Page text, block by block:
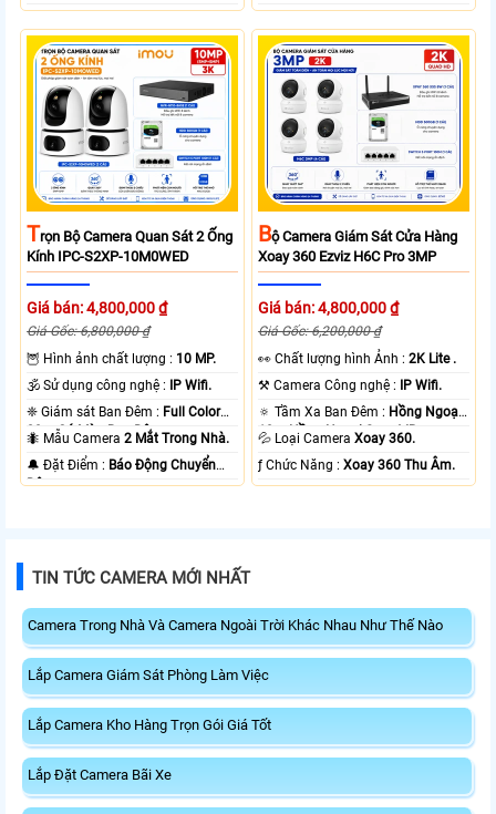
TRọn Bộ Camera Quan Sát 2 Ống
Kính IPC-S2XP-10M0WED
Giá bán: 4,800,000 ₫
Giá Gốc: 6,800,000 ₫
🦉 Hình ảnh chất lượng : 10 MP.
🕉️ Sử dụng công nghệ :
IP Wifi.
❈ Giám sát Ban Đêm : Full Color
20m Có Màu Ban Ðêm.
🐜 Mẫu Camera2 Mắt Trong Nhà.
️🔔 Đặt Điểm : Báo Động Chuyển
Động.
BỘ Camera Giám Sát Cửa Hàng
Xoay 360 Ezviz H6C Pro 3MP
Giá bán: 4,800,000 ₫
Giá Gốc: 6,200,000 ₫
️👀 Chất lượng hình Ảnh :2K Lite .
⚒ Camera Công nghệ :
IP Wifi.
🔅 Tầm Xa Ban Đêm : Hồng Ngoại
10m Hồng Ngoại Smart IR.
💦 Loại CameraXoay 360.
️ƒ Chức Năng :Xoay 360 Thu Âm.
TIN TỨC CAMERA MỚI NHẤT
Camera Trong Nhà Và Camera Ngoài Trời Khác Nhau Như Thế Nào
Lắp Camera Giám Sát Phòng Làm Việc
Lắp Camera Kho Hàng Trọn Gói Giá Tốt
Lắp Đặt Camera Bãi Xe